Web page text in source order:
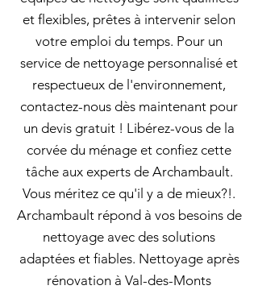
et flexibles, prêtes à intervenir selon
votre emploi du temps. Pour un
service de nettoyage personnalisé et
respectueux de l'environnement,
contactez-nous dès maintenant pour
un devis gratuit ! Libérez-vous de la
corvée du ménage et confiez cette
tâche aux experts de Archambault.
Vous méritez ce qu'il y a de mieux?!.
Archambault répond à vos besoins de
nettoyage avec des solutions
adaptées et fiables. Nettoyage après
rénovation à Val-des-Monts